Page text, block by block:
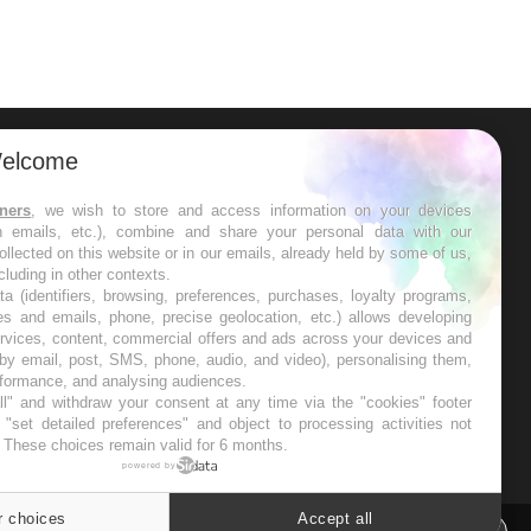
les semaines les meilleures
, we wish to store and access information on your devices
emails, etc.), combine and share your personal data with our
on this website or in our emails, already held by some of us,
in other contexts.
(identifiers, browsing, preferences, purchases, loyalty programs,
and emails, phone, precise geolocation, etc.) allows developing
content, commercial offers and ads across your devices and
email, post, SMS, phone, audio, and video), personalising them,
and analysing audiences.
and withdraw your consent at any time via the "cookies" footer
detailed preferences" and object to processing activities not
choices remain valid for 6 months.
powered by
choices Accept all